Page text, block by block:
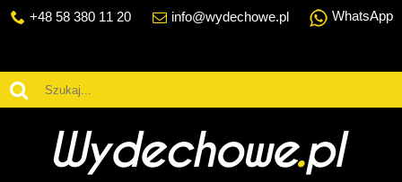
+48 58 380 11 20 info@wydechowe.pl WhatsApp